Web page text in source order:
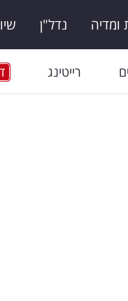
נדל"ן
רייטינג